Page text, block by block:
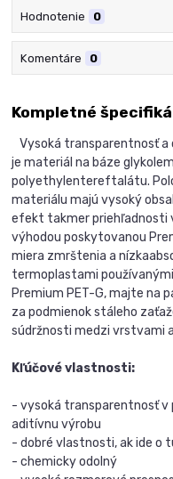
Hodnotenie 0
Komentáre 0
Kompletné
Vysoká transparentnosť a
je materiál na báze
polyethylentereftalátu.
materiálu majú vysoký
efekt takmer priehľadnosti
výhodou poskytovanou
miera zmrštenia a
termoplastami
Premium PET-G, majte na
za podmienok stáleho
súdržnosti medzi vrstvami
Kľúčové vlastnosti:
- vysoká transparentnosť v
aditívnu výrobu
- dobré vlastnosti, ak ide o
- chemicky odolný